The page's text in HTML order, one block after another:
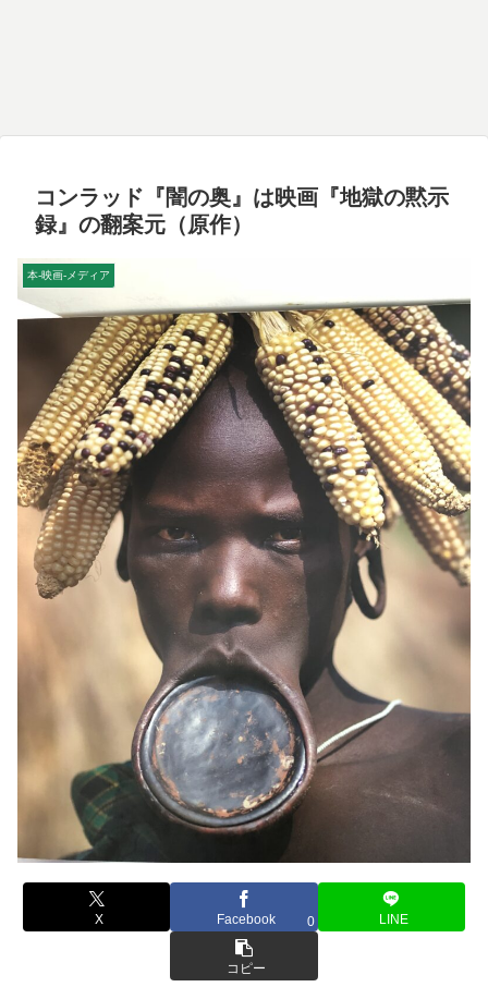
コンラッド『闇の奥』は映画『地獄の黙示
録』の翻案元（原作）
本-映画-メディア
X Facebook 0 LINE
コピー